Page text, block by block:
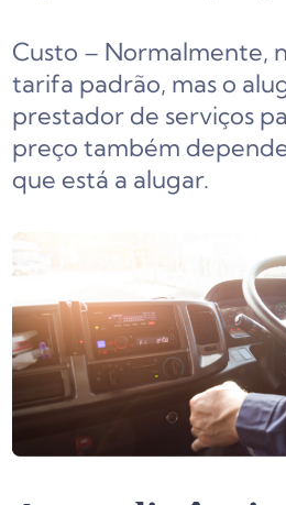
Custo – Normalmente,
tarifa padrão, mas o
prestador de serviços
preço também
que está a alugar.